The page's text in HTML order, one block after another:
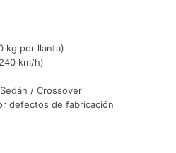
kg por llanta)
km/h)
/ Crossover
defectos de fabricación